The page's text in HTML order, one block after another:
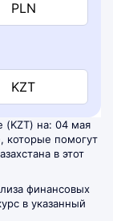
PLN
KZT
(KZT) на: 04 мая
которые помогут
в этот
финансовых
в указанный